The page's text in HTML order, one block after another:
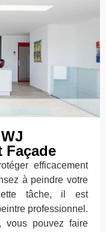
Façade
efficacement
à peindre votre
tâche, il est
professionnel.
vous pouvez faire